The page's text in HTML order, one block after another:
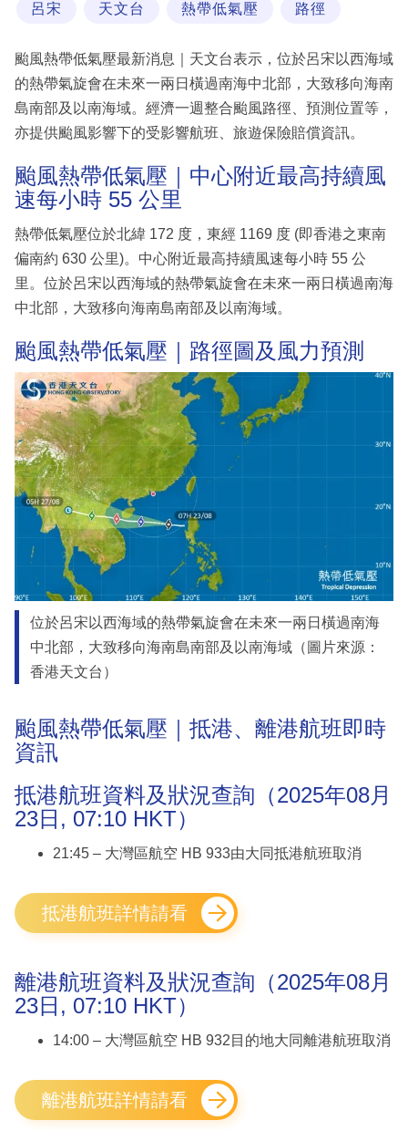
場
生
活
時
事
專
欄
訂
閱
專
區
呂宋 天文台 熱帶低氣壓 路徑
颱風熱帶低氣壓最新消息｜天文台表示，位於呂宋以西海域
的熱帶氣旋會在未來一兩日橫過南海中北部，大致移向海南
島南部及以南海域。經濟一週整合颱風路徑、預測位置等，
亦提供颱風影響下的受影響航班、旅遊保險賠償資訊。
颱風熱帶低氣壓｜中心附近最高持續風
速每小時 55 公里
熱帶低氣壓位於北緯 172 度，東經 1169 度 (即香港之東南
偏南約 630 公里)。中心附近最高持續風速每小時 55 公
里。位於呂宋以西海域的熱帶氣旋會在未來一兩日橫過南海
中北部，大致移向海南島南部及以南海域。
颱風熱帶低氣壓｜路徑圖及風力預測
位於呂宋以西海域的熱帶氣旋會在未來一兩日橫過南海
中北部，大致移向海南島南部及以南海域（圖片來源：
香港天文台）
颱風熱帶低氣壓｜抵港、離港航班即時
資訊
抵港航班資料及狀況查詢（2025年08月
23日, 07:10 HKT）
21:45 – 大灣區航空 HB 933由大同抵港航班取消
抵港航班詳情請看
離港航班資料及狀況查詢（2025年08月
23日, 07:10 HKT）
14:00 – 大灣區航空 HB 932目的地大同離港航班取消
離港航班詳情請看